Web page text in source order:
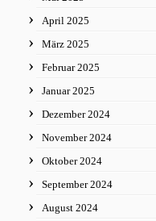
April 2025
März 2025
Februar 2025
Januar 2025
Dezember 2024
November 2024
Oktober 2024
September 2024
August 2024